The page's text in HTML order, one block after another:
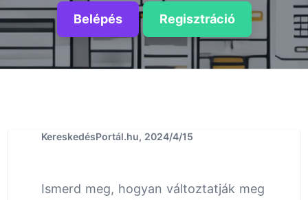
Belépés Regisztráció
KereskedésPortál.hu, 2024/4/15
Ismerd meg, hogyan változtatják meg